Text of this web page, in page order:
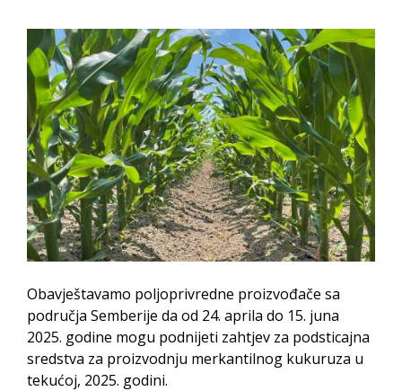
SU OSTVARILI PRAVO NA GRADSKI MJESEČNI
BORAČKI DODATAK ZA DEMOBILISANE
BORCE VOJSKE REPUBLIKE SRPSKE U STANjU
SOCIJALNE POTREBE
JAVNI POZIV ZA NAJLjEPŠE UREĐENO
DVORIŠTE INDIVIDUALNIH DOMAĆINSTAVA,
DVORIŠTE ZAJEDNICA ETAŽNIH VLASNIKA I
JAVNI PROSTOR U MJESNIM ZAJEDNICAMA
NA TERITORIJI GRADA BIJELjINA
Bogunović
Od 27. jula prijem zahtjeva za novčanu
pomoć za nabavku školskog pribora
osnovcima
Obavještavamo poljoprivredne proizvođače sa
područja Semberije da od 24. aprila do 15. juna
2025. godine mogu podnijeti zahtjev za podsticajna
sredstva za proizvodnju merkantilnog kukuruza u
tekućoj, 2025. godini.